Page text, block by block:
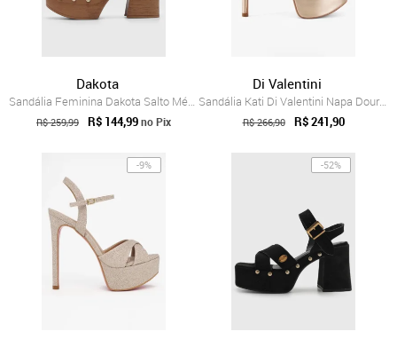
Dakota
Sandália Feminina Dakota Salto Médio Tir...
R$ 259,99 R$ 144,99no Pix
Di Valentini
Sandália Kati Di Valentini Napa Dourado
R$ 266,90 R$ 241,90
-9% -52%